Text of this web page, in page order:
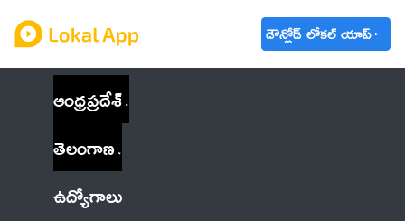
డౌన్లోడ్ లోకల్ యాప్
ఆంధ్రప్రదేశ్
తెలంగాణ
ఉద్యోగాలు